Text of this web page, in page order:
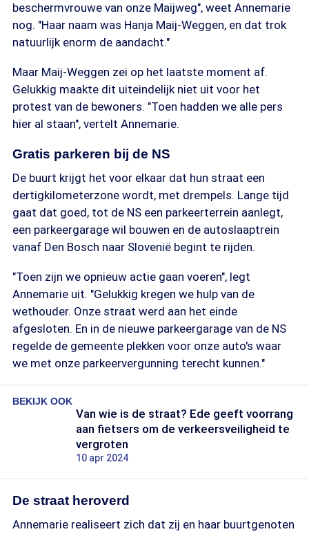
beschermvrouwe van onze Maijweg", weet Annemarie
nog. "Haar naam was Hanja Maij-Weggen, en dat trok
natuurlijk enorm de aandacht."
Maar Maij-Weggen zei op het laatste moment af.
Gelukkig maakte dit uiteindelijk niet uit voor het
protest van de bewoners. "Toen hadden we alle pers
hier al staan", vertelt Annemarie.
Gratis parkeren bij de NS
De buurt krijgt het voor elkaar dat hun straat een
dertigkilometerzone wordt, met drempels. Lange tijd
gaat dat goed, tot de NS een parkeerterrein aanlegt,
een parkeergarage wil bouwen en de autoslaaptrein
vanaf Den Bosch naar Slovenië begint te rijden.
"Toen zijn we opnieuw actie gaan voeren", legt
Annemarie uit. "Gelukkig kregen we hulp van de
wethouder. Onze straat werd aan het einde
afgesloten. En in de nieuwe parkeergarage van de NS
regelde de gemeente plekken voor onze auto's waar
we met onze parkeervergunning terecht kunnen."
BEKIJK OOK
Van wie is de straat? Ede geeft voorrang
aan fietsers om de verkeersveiligheid te
vergroten
10 apr 2024
De straat heroverd
Annemarie realiseert zich dat zij en haar buurtgenoten